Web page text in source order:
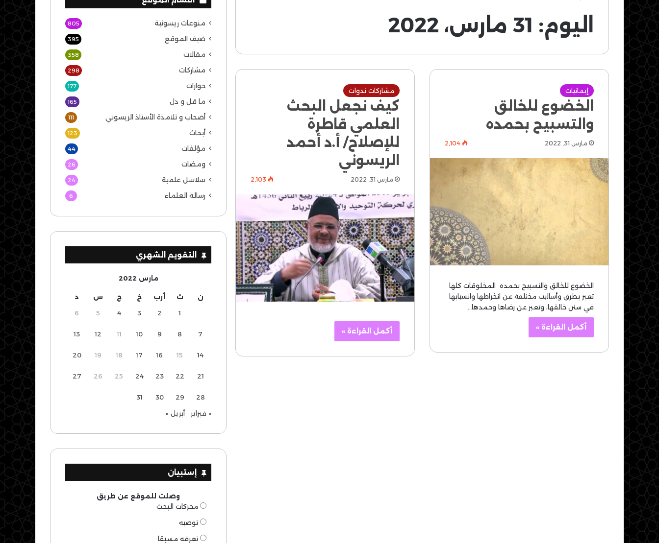
اليوم: 31 مارس، 2022
إيمانيات
الخضوع للخالق
والتسبيح بحمده
مارس 31, 2022 2٬104
الخضوع للخالق والتسبيح بحمده المخلوقات كلها
تعبر بطرق وأساليب مختلفة عن انخراطها وانسيابها
في سنن خالقها، وتعبر عن رضاها وحمدها…
أكمل القراءة »
مشاركات ندوات
كيف نجعل البحث
العلمي قاطرة
للإصلاح/ أ.د أحمد
الريسوني
مارس 31, 2022 2٬103
أكمل القراءة »
منوعات ريسونية 805
ضيف الموقع 395
مقالات 358
مشاركات 298
حوارات 177
ما قل و دل 165
أصحاب و تلامذة الأستاذ الريسوني 111
أبحاث 123
مؤلفات 44
ومضات 26
سلاسل علمية 24
رسالة العلماء 6
التقويم الشهري
مارس 2022
ن ث أرب خ ج س د
1
2
3
4
5
6
7
8
9
10
11
12
13
14
15
16
17
18
19
20
21
22
23
24
25
26
27
28
29
30
31
« فبراير أبريل »
إستبيان
وصلت للموقع عن طريق
محركات البحث
توصيه
تعرفه مسبقا